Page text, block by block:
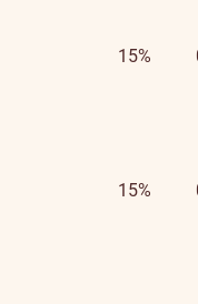
15%
15%